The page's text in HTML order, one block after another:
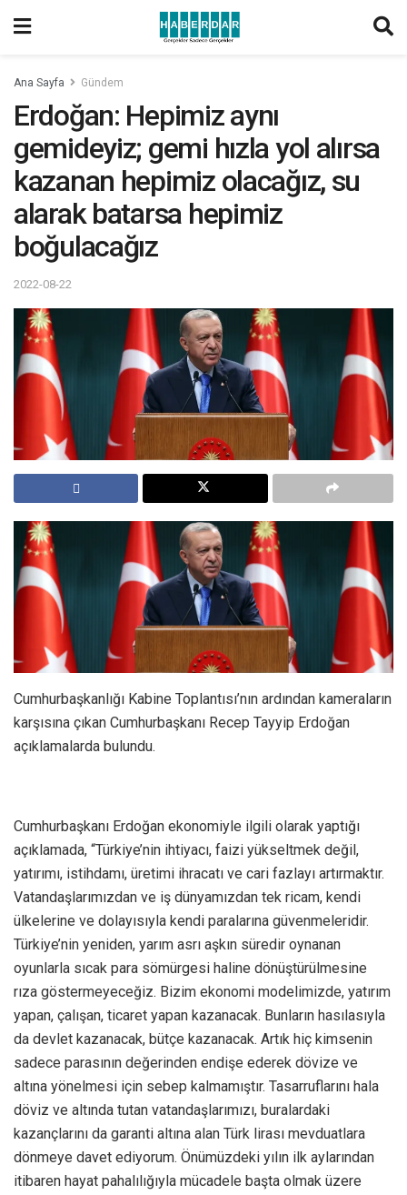
Ana Sayfa Gündem
Erdoğan: Hepimiz aynı
gemideyiz; gemi hızla yol alırsa
kazanan hepimiz olacağız, su
alarak batarsa hepimiz
boğulacağız
2022-08-22
Cumhurbaşkanlığı Kabine Toplantısı’nın ardından kameraların
karşısına çıkan Cumhurbaşkanı Recep Tayyip Erdoğan
açıklamalarda bulundu.
Cumhurbaşkanı Erdoğan ekonomiyle ilgili olarak yaptığı
açıklamada, “Türkiye’nin ihtiyacı, faizi yükseltmek değil,
yatırımı, istihdamı, üretimi ihracatı ve cari fazlayı artırmaktır.
Vatandaşlarımızdan ve iş dünyamızdan tek ricam, kendi
ülkelerine ve dolayısıyla kendi paralarına güvenmeleridir.
Türkiye’nin yeniden, yarım asrı aşkın süredir oynanan
oyunlarla sıcak para sömürgesi haline dönüştürülmesine
rıza göstermeyeceğiz. Bizim ekonomi modelimizde, yatırım
yapan, çalışan, ticaret yapan kazanacak. Bunların hasılasıyla
da devlet kazanacak, bütçe kazanacak. Artık hiç kimsenin
sadece parasının değerinden endişe ederek dövize ve
altına yönelmesi için sebep kalmamıştır. Tasarruflarını hala
döviz ve altında tutan vatandaşlarımızı, buralardaki
kazançlarını da garanti altına alan Türk lirası mevduatlara
dönmeye davet ediyorum. Önümüzdeki yılın ilk aylarından
itibaren hayat pahalılığıyla mücadele başta olmak üzere